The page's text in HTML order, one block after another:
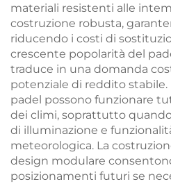
materiali resistenti alle
costruzione robusta,
riducendo i costi di
crescente popolarità del
traduce in una domanda
potenziale di reddito stabile.
padel possono funzionare
dei climi, soprattutto
di illuminazione e
meteorologica. La
design modulare
posizionamenti futuri se